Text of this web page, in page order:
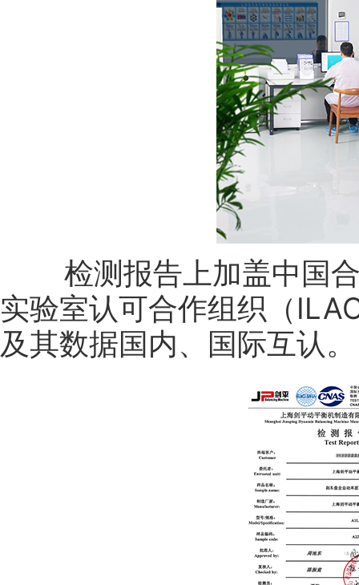
检测报告上加盖中国合
实验室认可合作组织（
及其数据国内、国际互认。